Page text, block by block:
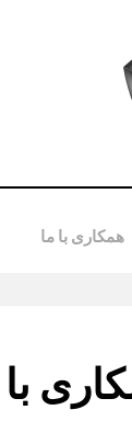
همکاری با ما
با